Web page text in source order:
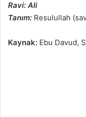
Ravi: Ali
Tanım: Resulullah
Kaynak: Ebu Davud,